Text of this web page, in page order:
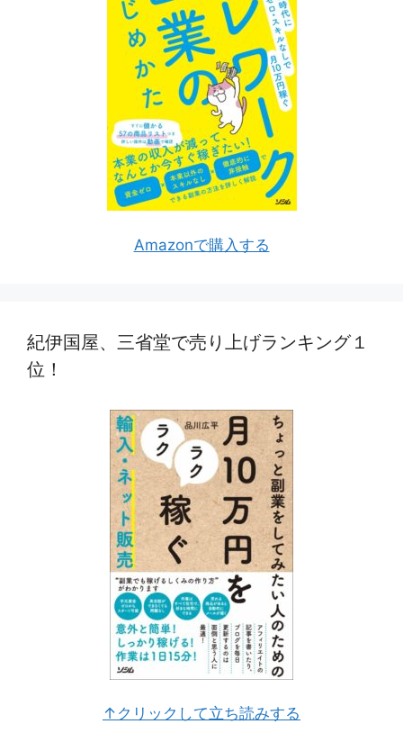
Amazonで購入する
紀伊国屋、三省堂で売り上げランキング１
位！
↑クリックして立ち読みする